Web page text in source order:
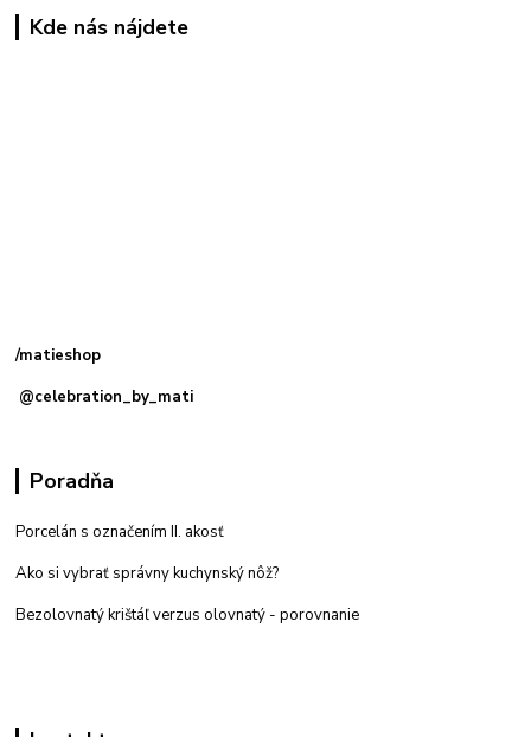
Kde nás nájdete
/matieshop
@celebration_by_mati
Poradňa
Porcelán s označením II. akosť
Ako si vybrať správny kuchynský nôž?
Bezolovnatý krištáľ verzus olovnatý - porovnanie